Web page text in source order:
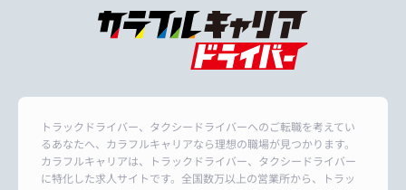
トラックドライバー、タクシードライバーへのご転職を考えてい
るあなたへ、カラフルキャリアなら理想の職場が見つかります。
カラフルキャリアは、トラックドライバー、タクシードライバー
に特化した求人サイトです。全国数万以上の営業所から、トラッ